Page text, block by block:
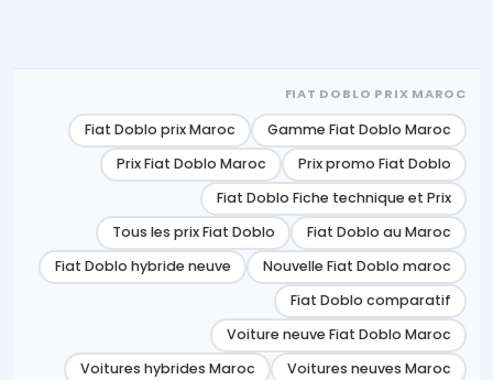
FIAT DOBLO PRIX MAROC
Gamme Fiat Doblo Maroc
Fiat Doblo prix Maroc
Prix promo Fiat Doblo
Prix Fiat Doblo Maroc
Fiat Doblo Fiche technique et Prix
Fiat Doblo au Maroc
Tous les prix Fiat Doblo
Nouvelle Fiat Doblo maroc
Fiat Doblo hybride neuve
Fiat Doblo comparatif
Voiture neuve Fiat Doblo Maroc
Voitures neuves Maroc
Voitures hybrides Maroc